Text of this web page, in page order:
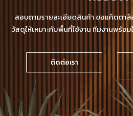
สอบถามรายละเอียดสินค้า ขอแค็ตตาล็
วัสดุให้เหมาะกับพื้นที่ใช้งาน ทีมงานพร้อ
ติดต่อเรา